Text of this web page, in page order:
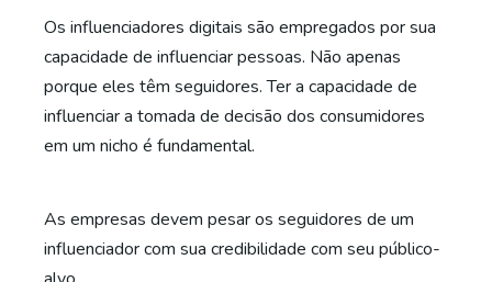
Os influenciadores digitais são empregados por sua
capacidade de influenciar pessoas. Não apenas
porque eles têm seguidores. Ter a capacidade de
influenciar a tomada de decisão dos consumidores
em um nicho é fundamental.
As empresas devem pesar os seguidores de um
influenciador com sua credibilidade com seu público-